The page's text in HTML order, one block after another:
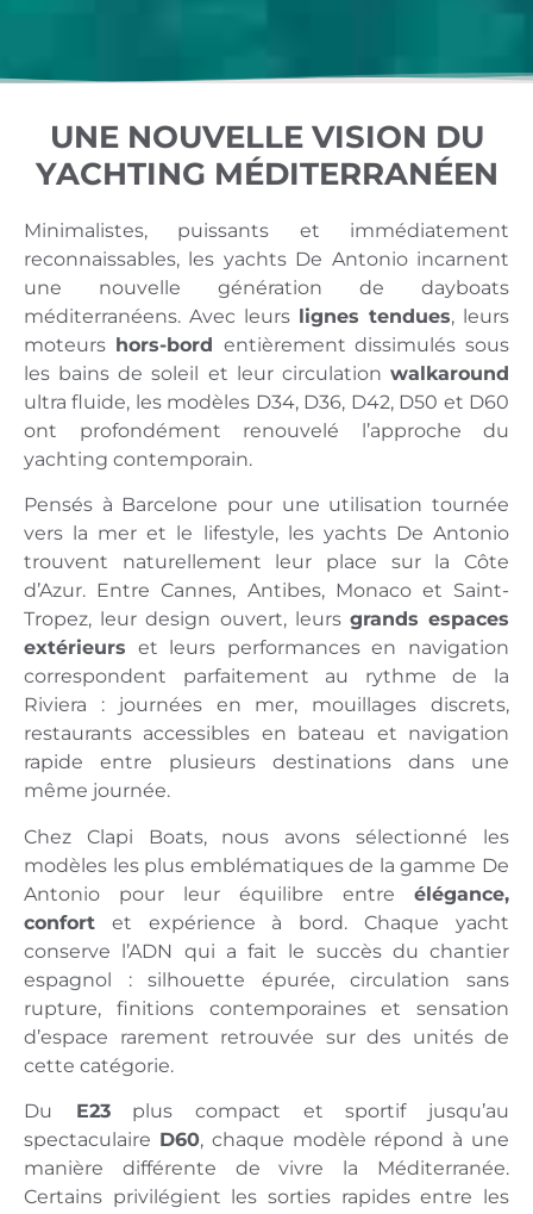
UNE NOUVELLE VISION DU
YACHTING MÉDITERRANÉEN
Minimalistes, puissants et immédiatement
reconnaissables, les yachts De Antonio incarnent
une nouvelle génération de dayboats
méditerranéens. Avec leurs lignes tendues, leurs
moteurs hors-bord entièrement dissimulés sous
les bains de soleil et leur circulation walkaround
ultra fluide, les modèles D34, D36, D42, D50 et D60
ont profondément renouvelé l’approche du
yachting contemporain.
Pensés à Barcelone pour une utilisation tournée
vers la mer et le lifestyle, les yachts De Antonio
trouvent naturellement leur place sur la Côte
d’Azur. Entre Cannes, Antibes, Monaco et Saint-
Tropez, leur design ouvert, leurs grands espaces
extérieurs et leurs performances en navigation
correspondent parfaitement au rythme de la
Riviera : journées en mer, mouillages discrets,
restaurants accessibles en bateau et navigation
rapide entre plusieurs destinations dans une
même journée.
Chez Clapi Boats, nous avons sélectionné les
modèles les plus emblématiques de la gamme De
Antonio pour leur équilibre entre élégance,
confort et expérience à bord. Chaque yacht
conserve l’ADN qui a fait le succès du chantier
espagnol : silhouette épurée, circulation sans
rupture, finitions contemporaines et sensation
d’espace rarement retrouvée sur des unités de
cette catégorie.
Du E23plus compact et sportif jusqu’au
spectaculaire D60, chaque modèle répond à une
manière différente de vivre la Méditerranée.
Certains privilégient les sorties rapides entre les